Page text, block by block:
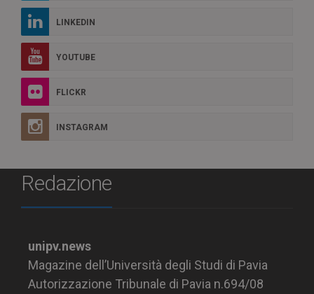
LINKEDIN
YOUTUBE
FLICKR
INSTAGRAM
Redazione
unipv.news
Magazine dell’Università degli Studi di Pavia
Autorizzazione Tribunale di Pavia n.694/08